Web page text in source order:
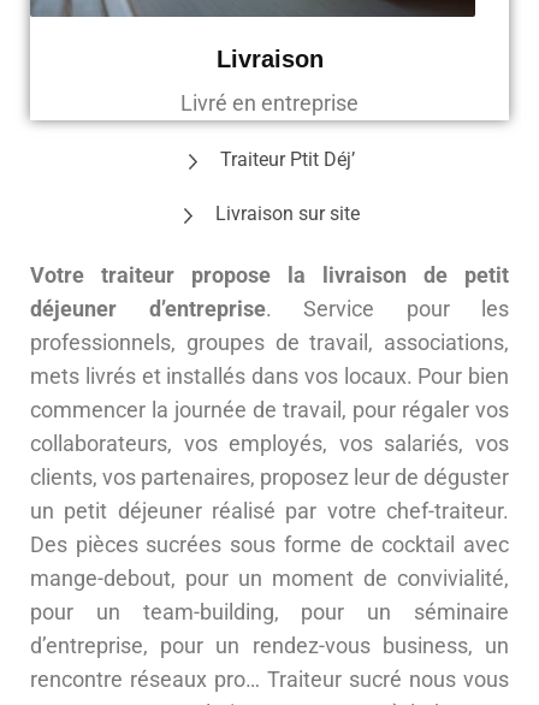
Livraison
Livré en entreprise
Traiteur Ptit Déj’
Livraison sur site
Votre traiteur propose la livraison de petit
déjeuner d’entreprise. Service pour les
professionnels, groupes de travail, associations,
mets livrés et installés dans vos locaux. Pour bien
commencer la journée de travail, pour régaler vos
collaborateurs, vos employés, vos salariés, vos
clients, vos partenaires, proposez leur de déguster
un petit déjeuner réalisé par votre chef-traiteur.
Des pièces sucrées sous forme de cocktail avec
mange-debout, pour un moment de convivialité,
pour un team-building, pour un séminaire
d’entreprise, pour un rendez-vous business, un
rencontre réseaux pro… Traiteur sucré nous vous